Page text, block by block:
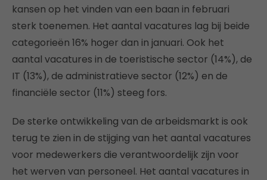
kansen op het vinden van een baan in februari
sterk toenemen. Het aantal vacatures lag bij beide
categorieën 16% hoger dan in januari. Ook het
aantal vacatures in de toeristische sector (14%), de
IT (13%), de administratieve sector (12%) en de
financiële sector (11%) steeg fors.
De sterke ontwikkeling van de arbeidsmarkt is ook
terug te zien in de stijging van het aantal vacatures
voor medewerkers die verantwoordelijk zijn voor
het werven van personeel. Het aantal vacatures in